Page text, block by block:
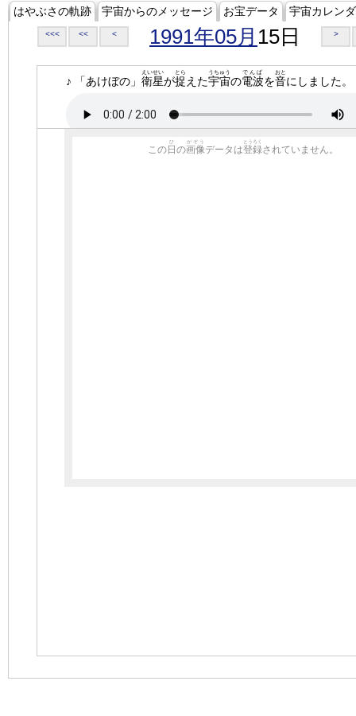
はやぶさの軌跡 宇宙からのメッセージ お宝データ 宇宙カレン
<<< << < 1991年05月 15日 >
♪ 「あけぼの」 衛星
えいせい
が捉
とら
えた宇宙
うちゅう
の電波
でんぱ
を音
おと
にしました。
この 日
ひ
の画像
がぞう
データは登録
とうろく
されていません。